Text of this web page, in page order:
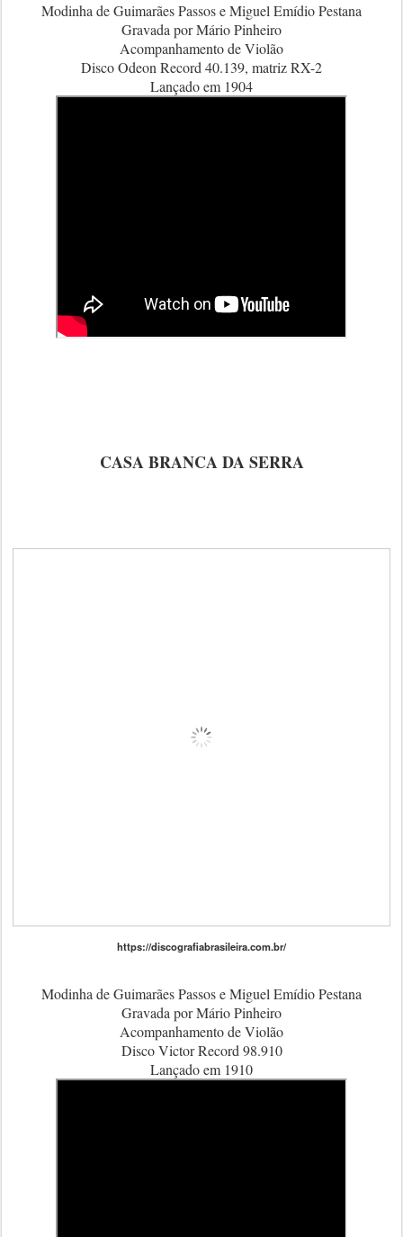
Modinha de Guimarães Passos e Miguel Emídio Pestana
Gravada por Mário Pinheiro
Acompanhamento de Violão
Disco Odeon Record 40.139, matriz RX-2
Lançado em 1904
CASA BRANCA DA SERRA
https://discografiabrasileira.com.br/
Modinha de Guimarães Passos e Miguel Emídio Pestana
Gravada por Mário Pinheiro
Acompanhamento de Violão
Disco Victor Record 98.910
Lançado em 1910